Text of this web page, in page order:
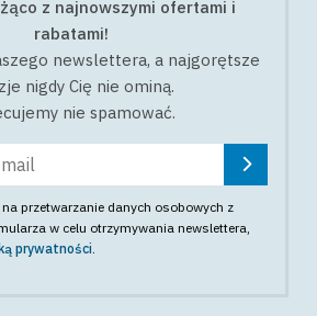
z najnowszymi ofertami i
rabatami!
newslettera, a najgorętsze
nigdy Cię nie ominą.
nie spamować.
przetwarzanie danych osobowych z
w celu otrzymywania newslettera,
prywatności.